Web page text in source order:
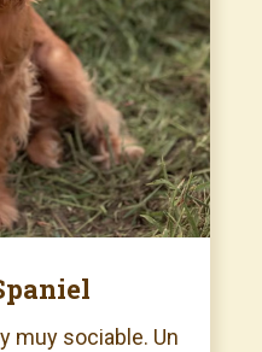
muy sociable. Un